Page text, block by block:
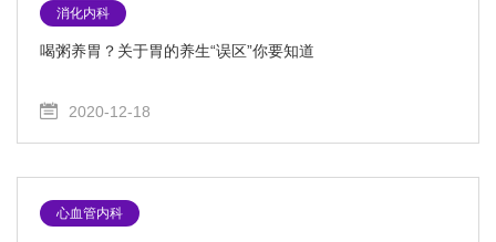
消化内科
喝粥养胃？关于胃的养生“误区”你要知道
2020-12-18
心血管内科